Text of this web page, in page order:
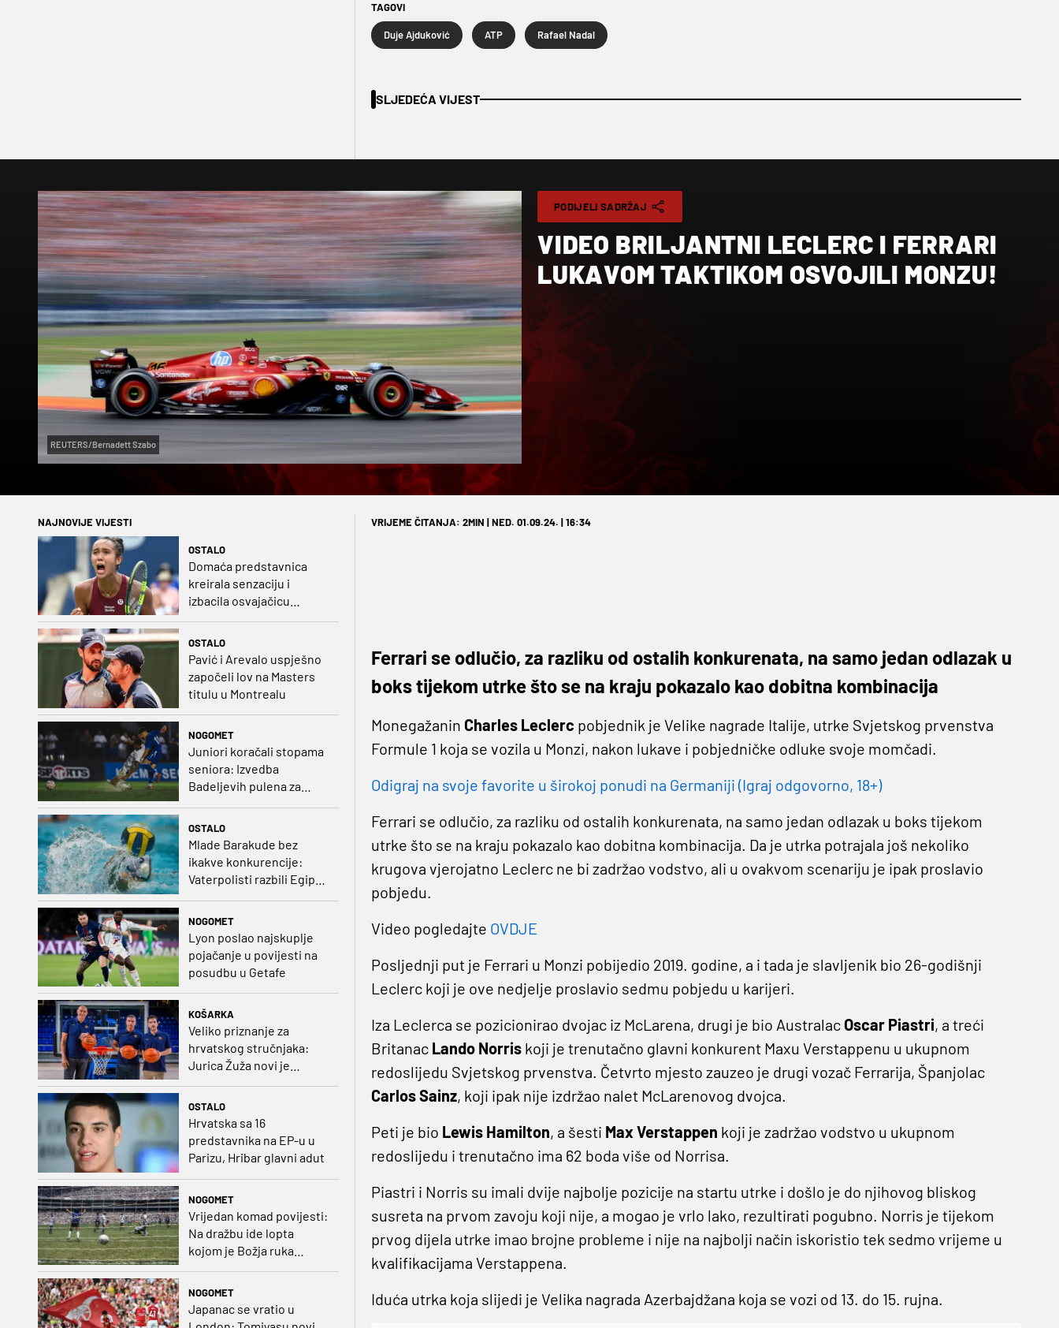
TAGOVI
Duje Ajduković ATP Rafael Nadal
SLJEDEĆA VIJEST
REUTERS/Bernadett Szabo
PODIJELI SADRŽAJ
VIDEO BRILJANTNI LECLERC I FERRARI
LUKAVOM TAKTIKOM OSVOJILI MONZU!
NAJNOVIJE VIJESTI
OSTALO
Domaća predstavnica
kreirala senzaciju i
izbacila osvajačicu
Roland Garrosa
OSTALO
Pavić i Arevalo uspješno
započeli lov na Masters
titulu u Montrealu
NOGOMET
Juniori koračali stopama
seniora: Izvedba
Badeljevih pulena za
OSTALO
Mlade Barakude bez
ikakve konkurencije:
Vaterpolisti razbili Egipat
NOGOMET
Lyon poslao najskuplje
pojačanje u povijesti na
posudbu u Getafe
KOŠARKA
Veliko priznanje za
hrvatskog stručnjaka:
Jurica Žuža novi je
OSTALO
Hrvatska sa 16
predstavnika na EP-u u
Parizu, Hribar glavni adut
NOGOMET
Vrijedan komad povijesti:
Na dražbu ide lopta
kojom je Božja ruka
postigla gol
NOGOMET
Japanac se vratio u
VRIJEME ČITANJA: 2MIN | NED. 01.09.24. | 16:34
Ferrari se odlučio, za razliku od ostalih konkurenata, na samo jedan odlazak u
boks tijekom utrke što se na kraju pokazalo kao dobitna kombinacija
Monegažanin Charles Leclerc pobjednik je Velike nagrade Italije, utrke Svjetskog prvenstva
Formule 1 koja se vozila u Monzi, nakon lukave i pobjedničke odluke svoje momčadi.
Odigraj na svoje favorite u širokoj ponudi na Germaniji (Igraj odgovorno, 18+)
Ferrari se odlučio, za razliku od ostalih konkurenata, na samo jedan odlazak u boks tijekom
utrke što se na kraju pokazalo kao dobitna kombinacija. Da je utrka potrajala još nekoliko
krugova vjerojatno Leclerc ne bi zadržao vodstvo, ali u ovakvom scenariju je ipak proslavio
pobjedu.
Video pogledajte OVDJE
Posljednji put je Ferrari u Monzi pobijedio 2019. godine, a i tada je slavljenik bio 26-godišnji
Leclerc koji je ove nedjelje proslavio sedmu pobjedu u karijeri.
Iza Leclerca se pozicionirao dvojac iz McLarena, drugi je bio Australac Oscar Piastri, a treći
Britanac Lando Norris koji je trenutačno glavni konkurent Maxu Verstappenu u ukupnom
redoslijedu Svjetskog prvenstva. Četvrto mjesto zauzeo je drugi vozač Ferrarija, Španjolac
Carlos Sainz, koji ipak nije izdržao nalet McLarenovog dvojca.
Peti je bio Lewis Hamilton, a šesti Max Verstappen koji je zadržao vodstvo u ukupnom
redoslijedu i trenutačno ima 62 boda više od Norrisa.
Piastri i Norris su imali dvije najbolje pozicije na startu utrke i došlo je do njihovog bliskog
susreta na prvom zavoju koji nije, a mogao je vrlo lako, rezultirati pogubno. Norris je tijekom
prvog dijela utrke imao brojne probleme i nije na najbolji način iskoristio tek sedmo vrijeme u
kvalifikacijama Verstappena.
Iduća utrka koja slijedi je Velika nagrada Azerbajdžana koja se vozi od 13. do 15. rujna.